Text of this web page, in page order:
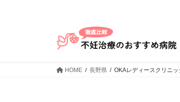
HOME 長野県 OKAレディースクリニッ